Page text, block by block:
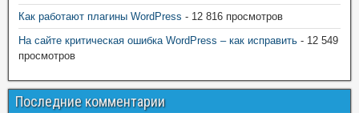
Как работают плагины WordPress - 12 816 просмотров
На сайте критическая ошибка WordPress – как исправить - 12 549
просмотров
Последние комментарии